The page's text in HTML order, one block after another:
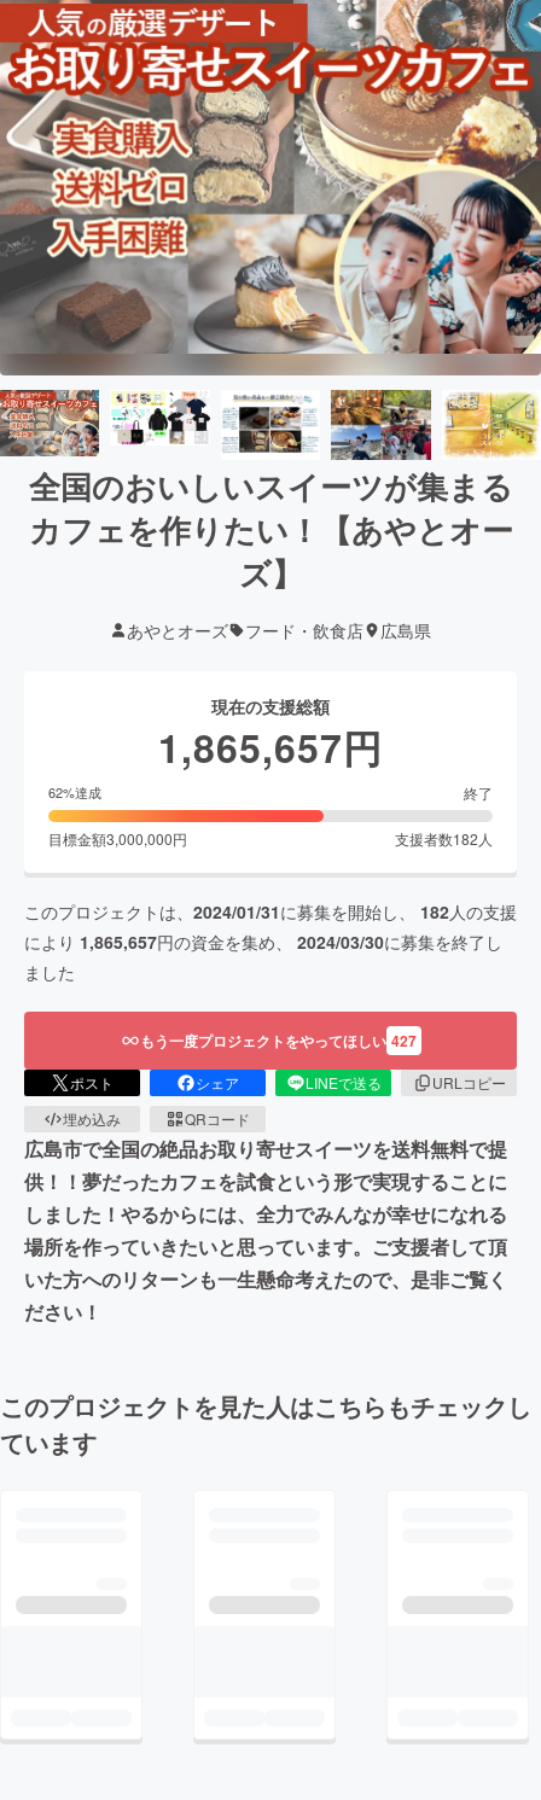
全国のおいしいスイーツが集まる
カフェを作りたい！【あやとオー
ズ】
あやとオーズ フード・飲食店 広島県
現在の支援総額
1,865,657円
62%達成 終了
目標金額3,000,000円 支援者数182 人
このプロジェクトは、 2024/01/31に募集を開始し、 182人の支援
により 1,865,657円の資金を集め、 2024/03/30に募集を終了し
ました
もう一度プロジェクトをやってほしい 427
ポスト シェア LINEで送る
URLコピー
埋め込み
QRコード
広島市で全国の絶品お取り寄せスイーツを送料無料で提
供！！夢だったカフェを試食という形で実現することに
しました！やるからには、全力でみんなが幸せになれる
場所を作っていきたいと思っています。ご支援者して頂
いた方へのリターンも一生懸命考えたので、是非ご覧く
ださい！
このプロジェクトを見た人はこちらもチェックし
ています